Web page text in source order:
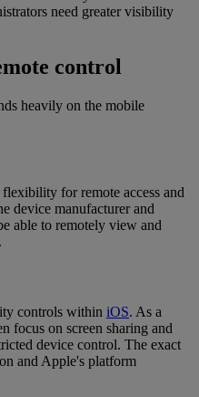
need greater visibility
control
heavily on the mobile
for remote access and
device manufacturer and
able to remotely view and
controls within iOS. As a
focus on screen sharing and
device control. The exact
and Apple's platform